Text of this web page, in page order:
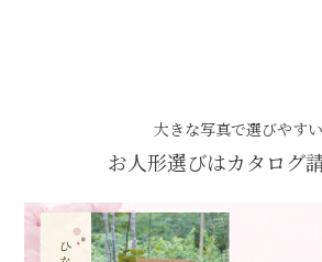
大きな写真で選びやすい
お人形選びはカタログ